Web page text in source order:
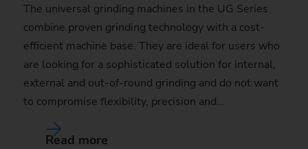
The universal grinding machines in the UG Series
combine proven grinding technology with a cost-
efficient machine base. They are ideal for users who
are looking for a sophisticated solution for internal,
external and out-of-round grinding and do not want
to compromise flexibility, precision and…
Read more